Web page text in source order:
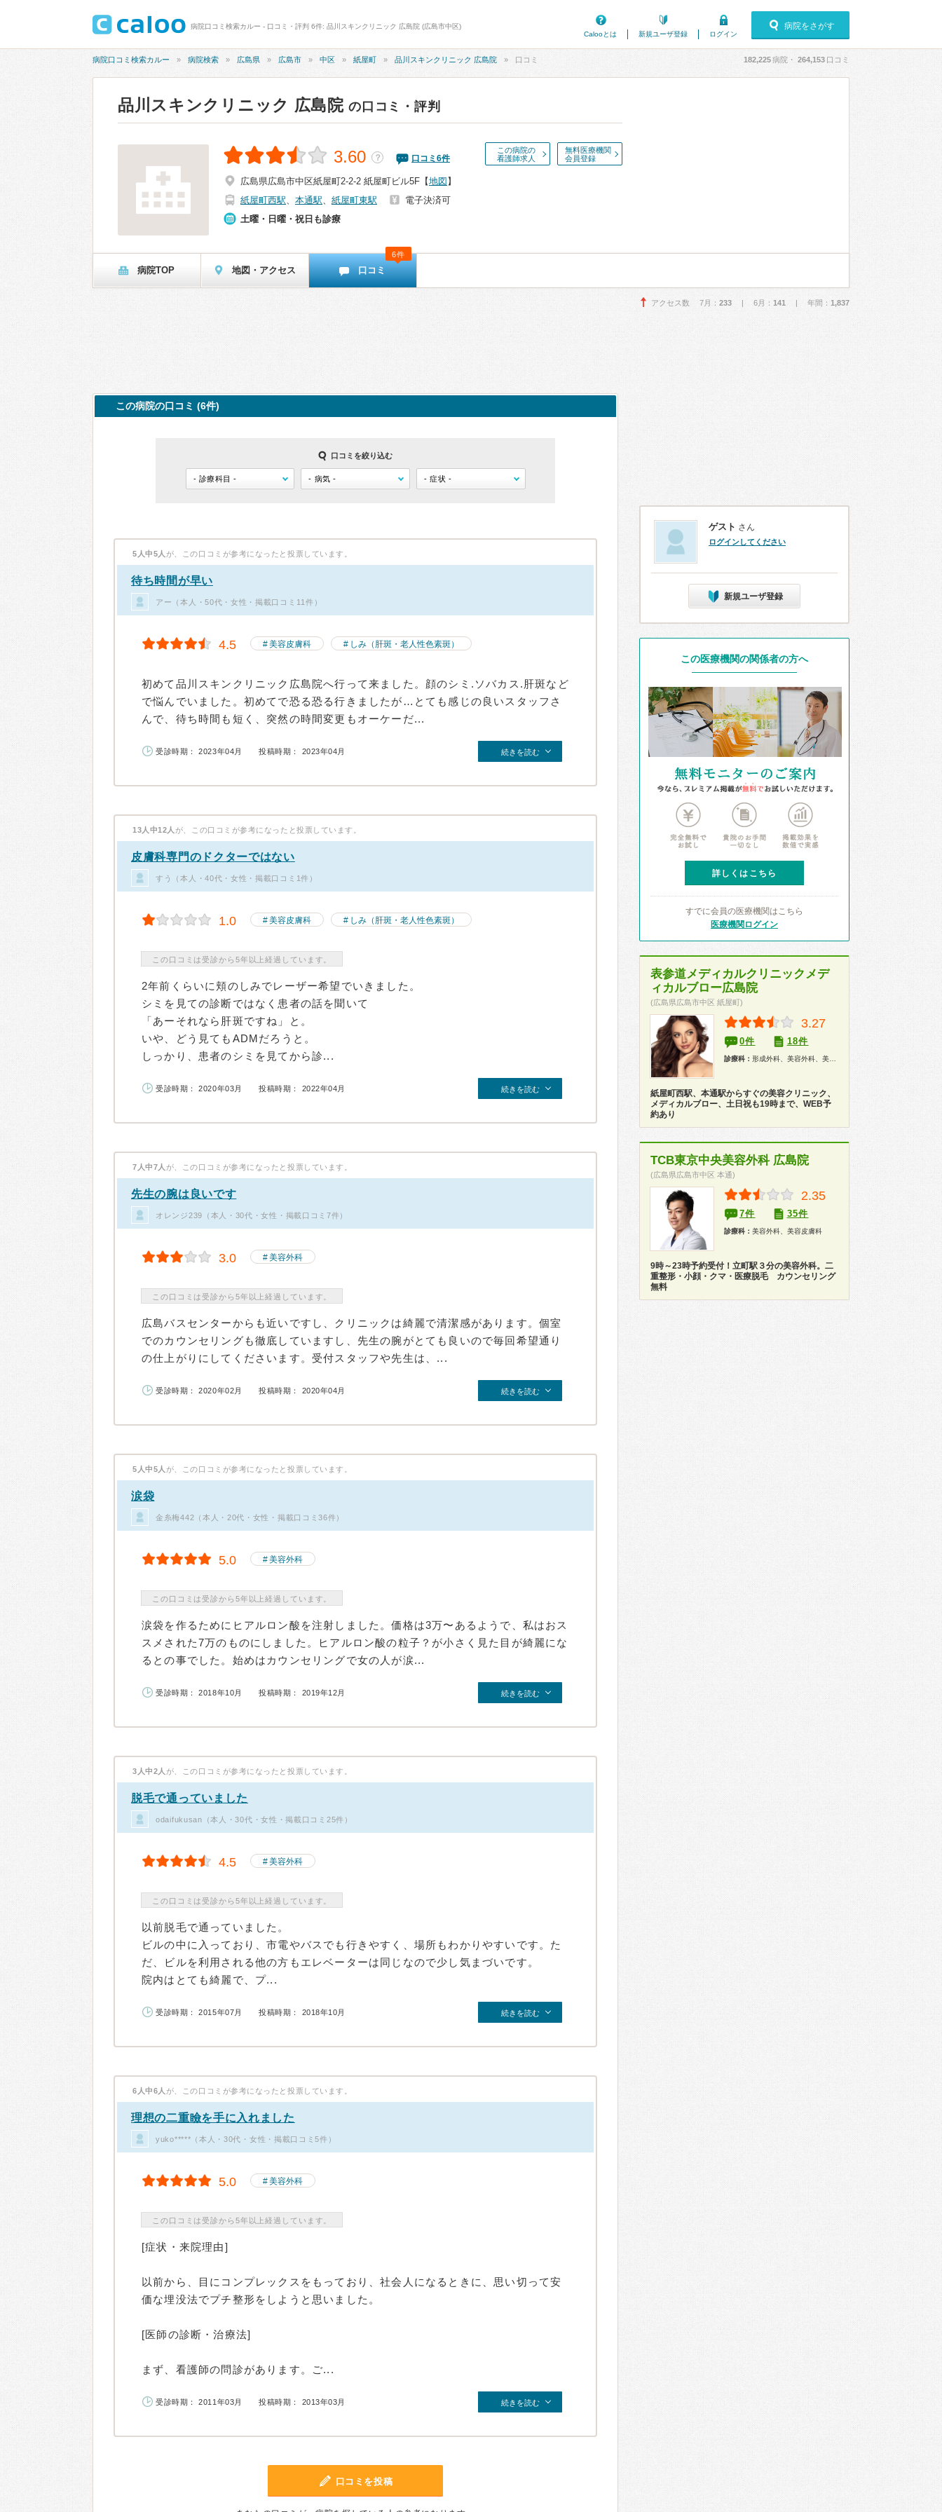
病院口コミ検索カルー - 口コミ・評判 6件: 品川スキンクリニック 広島院 (広島市中区)
Calooとは
新規ユーザ登録 ログイン
病院をさがす
病院口コミ検索カルー 病院検索 広島県 広島市 中区 紙屋町 品川スキンクリニック 広島院 口コミ 182,225病院・ 264,153 口コミ
品川スキンクリニック 広島院 の口コミ・評判
この病院の
看護師求人
無料医療機関
会員登録
3.60 ？ 口コミ 6件
広島県広島市中区紙屋町2-2-2 紙屋町ビル5F 【地図 】
紙屋町西駅、 本通駅、 紙屋町東駅
電子決済可
土曜・日曜・祝日も診療
病院TOP 地図・アクセス 口コミ
6件
アクセス数 7月： 233 | 6月： 141 | 年間： 1,837
この病院の口コミ (6件)
口コミを絞り込む
5人中5人 が、この口コミが参考になったと投票しています。
待ち時間が早い
アー（本人・50代・女性・掲載口コミ11件）
4.5 美容皮膚科 しみ（肝斑・老人性色素斑）
初めて品川スキンクリニック広島院へ行って来ました。顔のシミ.ソバカス.肝斑など
で悩んでいました。初めてで恐る恐る行きましたが…とても感じの良いスタッフさ
んで、待ち時間も短く、突然の時間変更もオーケーだ...
受診時期： 2023年04月 投稿時期： 2023年04月 続きを読む
13人中12人 が、この口コミが参考になったと投票しています。
皮膚科専門のドクターではない
すう（本人・40代・女性・掲載口コミ1件）
1.0 美容皮膚科 しみ（肝斑・老人性色素斑）
この口コミは受診から5年以上経過しています。
2年前くらいに頬のしみでレーザー希望でいきました。
シミを見ての診断ではなく患者の話を聞いて
「あーそれなら肝斑ですね」と。
いや、どう見てもADMだろうと。
しっかり、患者のシミを見てから診...
受診時期： 2020年03月 投稿時期： 2022年04月 続きを読む
7人中7人 が、この口コミが参考になったと投票しています。
先生の腕は良いです
オレンジ239（本人・30代・女性・掲載口コミ7件）
3.0 美容外科
この口コミは受診から5年以上経過しています。
広島バスセンターからも近いですし、クリニックは綺麗で清潔感があります。個室
でのカウンセリングも徹底していますし、先生の腕がとても良いので毎回希望通り
の仕上がりにしてくださいます。受付スタッフや先生は、...
受診時期： 2020年02月 投稿時期： 2020年04月 続きを読む
5人中5人 が、この口コミが参考になったと投票しています。
涙袋
金糸梅442（本人・20代・女性・掲載口コミ36件）
5.0 美容外科
この口コミは受診から5年以上経過しています。
涙袋を作るためにヒアルロン酸を注射しました。価格は3万〜あるようで、私はおス
スメされた7万のものにしました。ヒアルロン酸の粒子？が小さく見た目が綺麗にな
るとの事でした。始めはカウンセリングで女の人が涙...
受診時期： 2018年10月 投稿時期： 2019年12月 続きを読む
3人中2人 が、この口コミが参考になったと投票しています。
脱毛で通っていました
odaifukusan（本人・30代・女性・掲載口コミ25件）
4.5 美容外科
この口コミは受診から5年以上経過しています。
以前脱毛で通っていました。
ビルの中に入っており、市電やバスでも行きやすく、場所もわかりやすいです。た
だ、ビルを利用される他の方もエレベーターは同じなので少し気まづいです。
院内はとても綺麗で、プ...
受診時期： 2015年07月 投稿時期： 2018年10月 続きを読む
6人中6人 が、この口コミが参考になったと投票しています。
理想の二重瞼を手に入れました
yuko*****（本人・30代・女性・掲載口コミ5件）
5.0 美容外科
この口コミは受診から5年以上経過しています。
[症状・来院理由]
以前から、目にコンプレックスをもっており、社会人になるときに、思い切って安
価な埋没法でプチ整形をしようと思いました。
[医師の診断・治療法]
まず、看護師の問診があります。ご...
受診時期： 2011年03月 投稿時期： 2013年03月 続きを読む
口コミを投稿
ゲスト さん
ログインしてください
新規ユーザ登録
この医療機関の関係者の方へ
詳しくはこちら
すでに会員の医療機関はこちら
医療機関ログイン
表参道メディカルクリニックメデ
ィカルブロー広島院
(広島県広島市中区 紙屋町)
3.27
0件 18件
診療科： 形成外科、美容外科、美容皮膚科
紙屋町西駅、本通駅からすぐの美容クリニック、
メディカルブロー、土日祝も19時まで、WEB予
約あり
TCB東京中央美容外科 広島院
(広島県広島市中区 本通)
2.35
7件 35件
診療科： 美容外科、美容皮膚科
9時～23時予約受付！立町駅３分の美容外科。二
重整形・小顔・クマ・医療脱毛 カウンセリング
無料